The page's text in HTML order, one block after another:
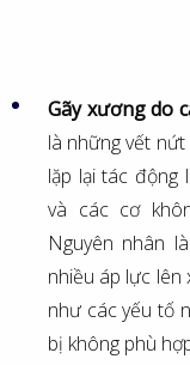
Gãy xương do
là những vết
lặp lại tác động
và các cơ
Nguyên nhân
nhiều áp lực lên
như các yếu tố
bị không phù